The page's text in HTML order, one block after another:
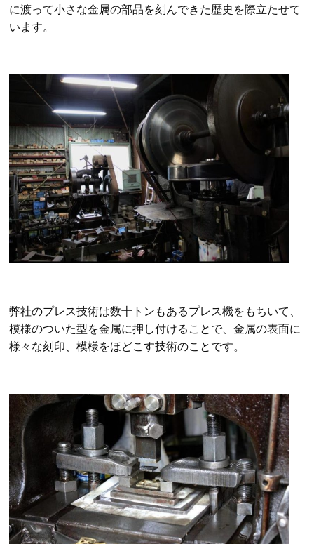
に渡って小さな金属の部品を刻んできた歴史を際立たせて
います。
弊社のプレス技術は数十トンもあるプレス機をもちいて、
模様のついた型を金属に押し付けることで、金属の表面に
様々な刻印、模様をほどこす技術のことです。